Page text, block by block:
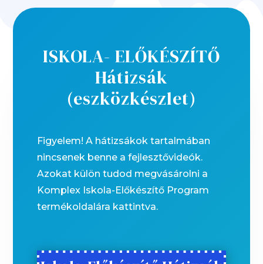
ISKOLA- ELŐKÉSZÍTŐ
Hátizsák
(eszközkészlet)
Figyelem! A hátizsákok tartalmában
nincsenek benne a fejlesztővideók.
Azokat külön tudod megvásárolni a
Komplex Iskola-Előkészítő Program
termékoldalára kattintva.